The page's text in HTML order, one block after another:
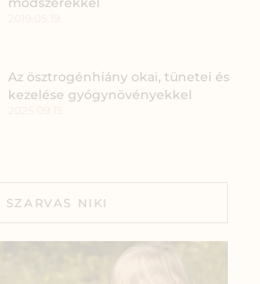
Az ösztrogénhiány okai, tünetei és
kezelése gyógynövényekkel
SZARVAS NIKI